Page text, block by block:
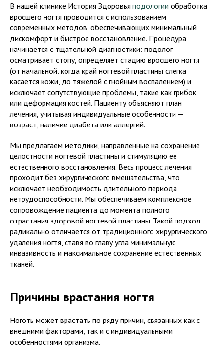
В нашей клинике История Здоровья подологии обработка
вросшего ногтя проводится с использованием
современных методов, обеспечивающих минимальный
дискомфорт и быстрое восстановление. Процедура
начинается с тщательной диагностики: подолог
осматривает стопу, определяет стадию вросшего ногтя
(от начальной, когда край ногтевой пластины слегка
касается кожи, до тяжелой с гнойным воспалением) и
исключает сопутствующие проблемы, такие как грибок
или деформация костей. Пациенту объясняют план
лечения, учитывая индивидуальные особенности —
возраст, наличие диабета или аллергий.
Мы предлагаем методики, направленные на сохранение
целостности ногтевой пластины и стимуляцию ее
естественного восстановления. Весь процесс лечения
проходит без хирургического вмешательства, что
исключает необходимость длительного периода
нетрудоспособности. Мы обеспечиваем комплексное
сопровождение пациента до момента полного
отрастания здоровой ногтевой пластины. Такой подход
радикально отличается от традиционного хирургического
удаления ногтя, ставя во главу угла минимальную
инвазивность и максимальное сохранение естественных
тканей.
Причины врастания ногтя
Ноготь может врастать по ряду причин, связанных как с
внешними факторами, так и с индивидуальными
особенностями организма.